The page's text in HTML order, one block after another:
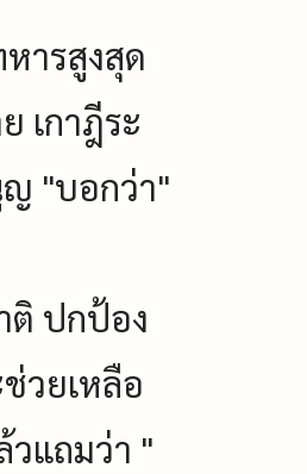
ารสูงสุด
เกาฎีระ
ญ "บอกว่า"
ติ ปกป้อง
วยเหลือ
แถมว่า "